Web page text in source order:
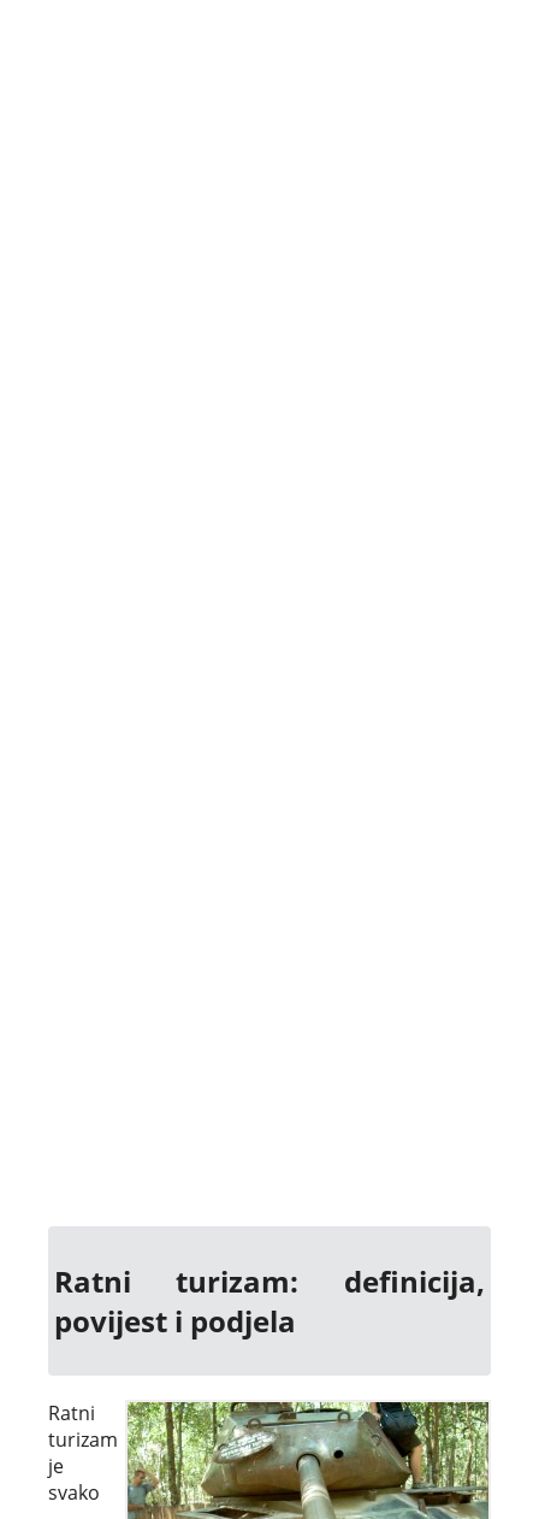
Ratni turizam: definicija,
povijest i podjela
Ratni
turizam
je
svako